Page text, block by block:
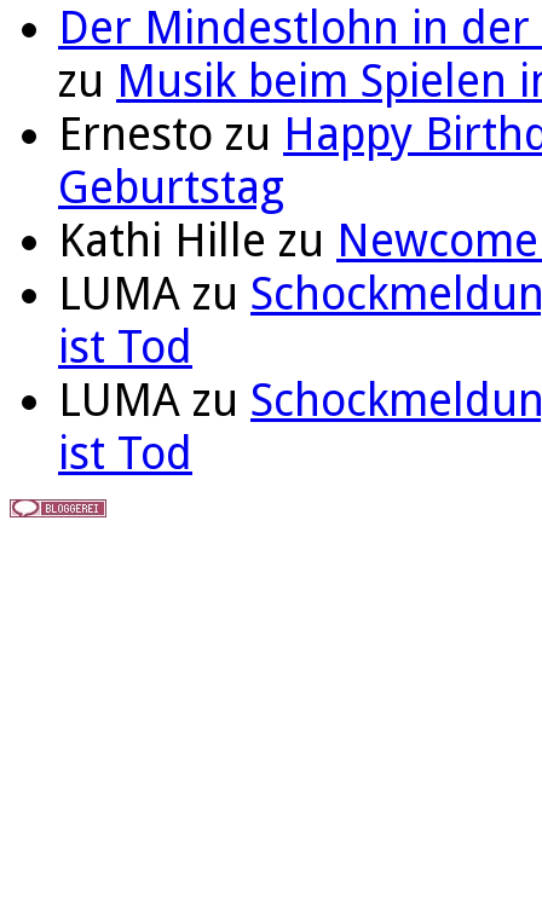
Der Mindestlohn in der
zu Musik beim Spielen
Ernesto zu Happy
Geburtstag
Kathi Hille zu
LUMA zu
ist Tod
LUMA zu
ist Tod